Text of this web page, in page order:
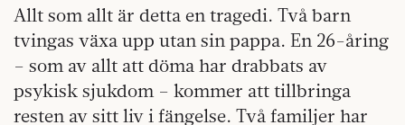
Allt som allt är detta en tragedi. Två barn
tvingas växa upp utan sin pappa. En 26-åring
– som av allt att döma har drabbats av
psykisk sjukdom – kommer att tillbringa
resten av sitt liv i fängelse. Två familjer har